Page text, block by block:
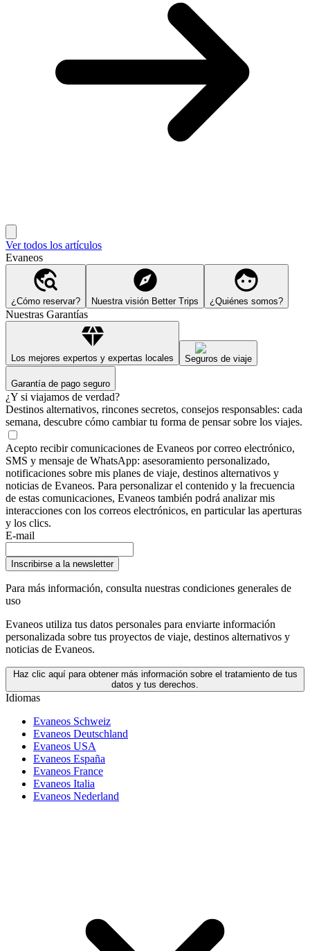
Ver todos los artículos
Evaneos
¿Cómo reservar? Nuestra visión Better Trips ¿Quiénes somos?
Nuestras Garantías
Los mejores expertos y expertas locales Seguros de viaje
Garantía de pago seguro
¿Y si viajamos de verdad?
Destinos alternativos, rincones secretos, consejos responsables: cada
semana, descubre cómo cambiar tu forma de pensar sobre los viajes.
Acepto recibir comunicaciones de Evaneos por correo electrónico,
SMS y mensaje de WhatsApp: asesoramiento personalizado,
notificaciones sobre mis planes de viaje, destinos alternativos y
noticias de Evaneos. Para personalizar el contenido y la frecuencia
de estas comunicaciones, Evaneos también podrá analizar mis
interacciones con los correos electrónicos, en particular las aperturas
y los clics.
E-mail
Inscribirse a la newsletter
Para más información, consulta nuestras condiciones generales de
uso
Evaneos utiliza tus datos personales para enviarte información
personalizada sobre tus proyectos de viaje, destinos alternativos y
noticias de Evaneos.
Haz clic aquí para obtener más información sobre el tratamiento de tus
datos y tus derechos.
Idiomas
Evaneos Schweiz
Evaneos Deutschland
Evaneos USA
Evaneos España
Evaneos France
Evaneos Italia
Evaneos Nederland